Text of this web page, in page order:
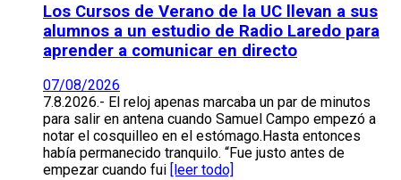
Los Cursos de Verano de la UC llevan a sus
alumnos a un estudio de Radio Laredo para
aprender a comunicar en directo
07/08/2026
7.8.2026.- El reloj apenas marcaba un par de minutos
para salir en antena cuando Samuel Campo empezó a
notar el cosquilleo en el estómago.Hasta entonces
había permanecido tranquilo. “Fue justo antes de
empezar cuando fui
[leer todo]